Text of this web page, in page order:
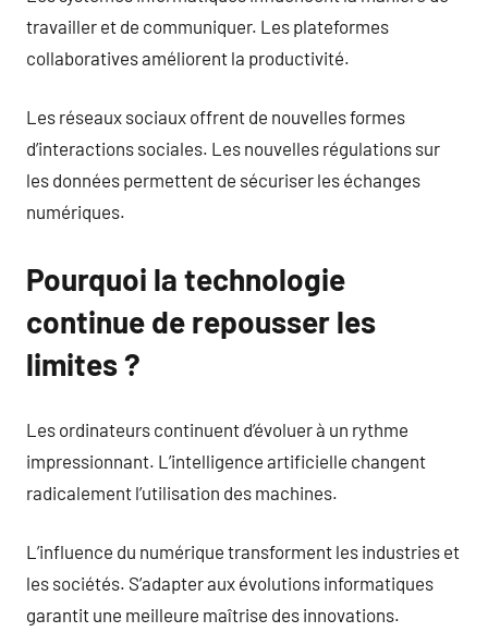
travailler et de communiquer. Les plateformes
collaboratives améliorent la productivité.
Les réseaux sociaux offrent de nouvelles formes
d’interactions sociales. Les nouvelles régulations sur
les données permettent de sécuriser les échanges
numériques.
Pourquoi la technologie
continue de repousser les
limites ?
Les ordinateurs continuent d’évoluer à un rythme
impressionnant. L’intelligence artificielle changent
radicalement l’utilisation des machines.
L’influence du numérique transforment les industries et
les sociétés. S’adapter aux évolutions informatiques
garantit une meilleure maîtrise des innovations.